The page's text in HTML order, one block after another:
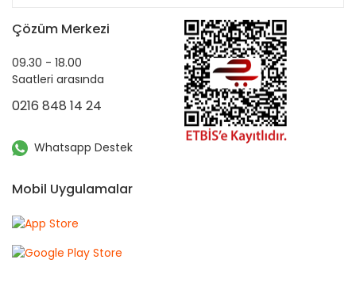
Çözüm Merkezi
09.30 - 18.00
Saatleri arasında
0216 848 14 24
Whatsapp Destek
Mobil Uygulamalar